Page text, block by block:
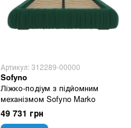
Артикул: 312289-00000
Sofyno
Ліжко-подіум з підйомним
механізмом Sofyno Marko
49 731 грн